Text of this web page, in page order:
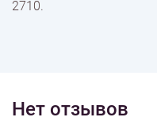
2710.
Нет отзывов